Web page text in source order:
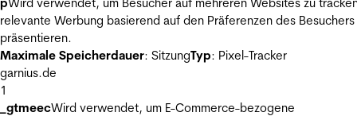
relevante Werbung basierend auf den Präferenzen des Besuchers
präsentieren.
Maximale Speicherdauer: SitzungTyp: Pixel-Tracker
garnius.de
1
_gtmeecWird verwendet, um E-Commerce-bezogene